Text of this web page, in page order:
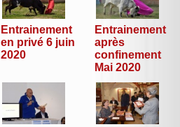
Entrainement
en privé 6 juin
2020
Entrainement
après
confinement
Mai 2020